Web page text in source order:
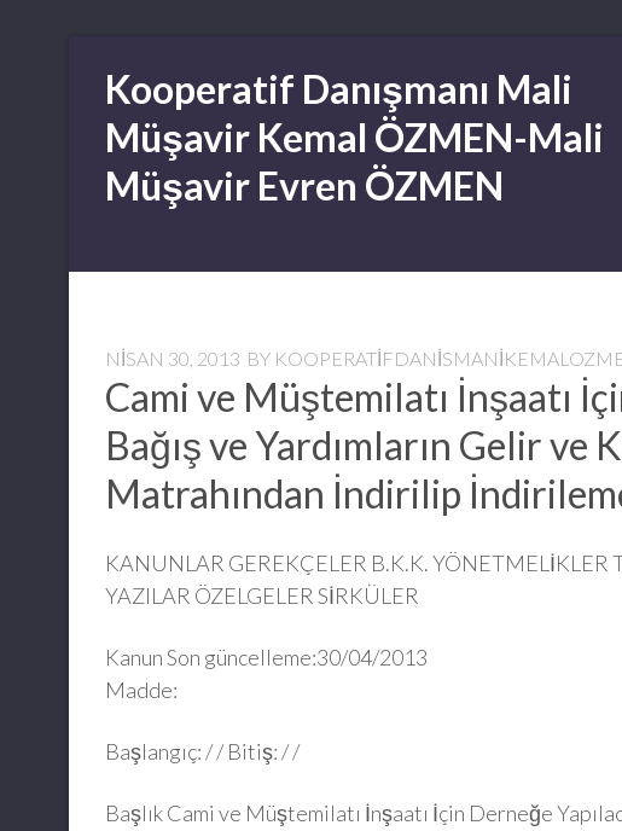
contentKooperatif Danışmanı Mali
Müşavir Kemal ÖZMEN-Mali
Müşavir Evren ÖZMEN
NISAN 30, 2013 BY
Cami ve Müştemilatı İnşaatı
Bağış ve Yardımların Gelir ve
Matrahından İndirilip
KANUNLAR GEREKÇELER B.K.K. YÖNETMELİKLER
YAZILAR ÖZELGELER SİRKÜLER
Kanun Son güncelleme:30/04/2013
Madde:
Başlangıç: / / Bitiş: / /
Başlık Cami ve Müştemilatı İnşaatı İçin Derneğe